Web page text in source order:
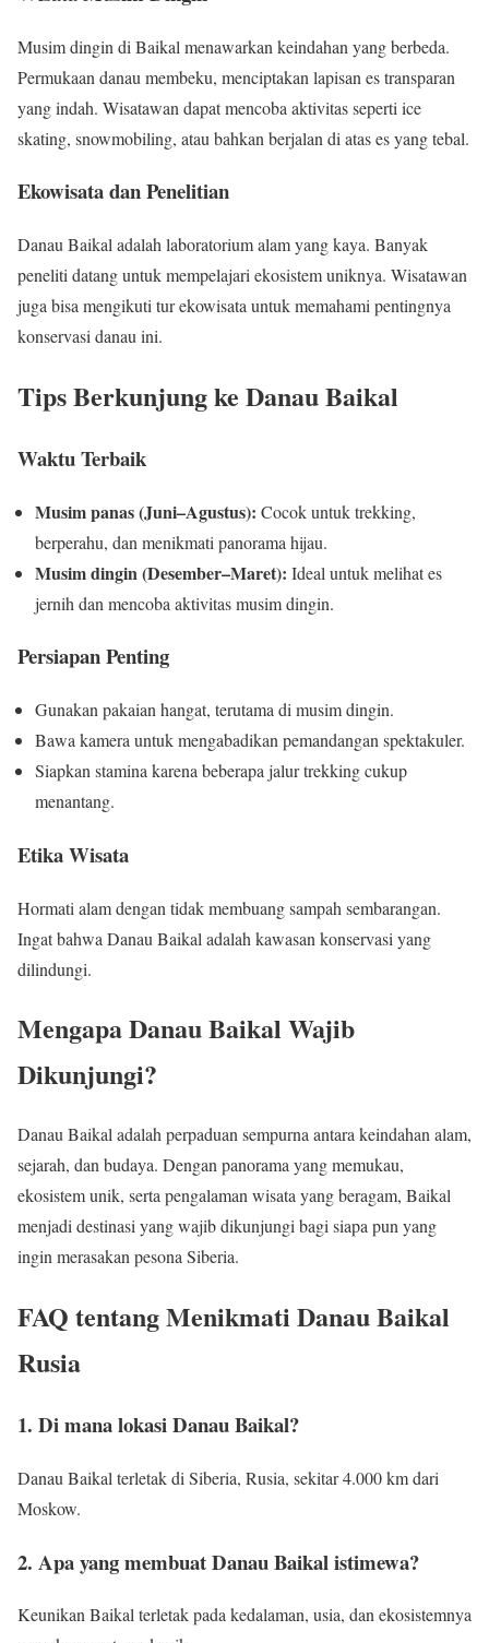
Musim dingin di Baikal menawarkan keindahan yang berbeda.
Permukaan danau membeku, menciptakan lapisan es transparan
yang indah. Wisatawan dapat mencoba aktivitas seperti ice
skating, snowmobiling, atau bahkan berjalan di atas es yang tebal.
Ekowisata dan Penelitian
Danau Baikal adalah laboratorium alam yang kaya. Banyak
peneliti datang untuk mempelajari ekosistem uniknya. Wisatawan
juga bisa mengikuti tur ekowisata untuk memahami pentingnya
konservasi danau ini.
Tips Berkunjung ke Danau Baikal
Waktu Terbaik
Musim panas (Juni–Agustus): Cocok untuk trekking,
berperahu, dan menikmati panorama hijau.
Musim dingin (Desember–Maret): Ideal untuk melihat es
jernih dan mencoba aktivitas musim dingin.
Persiapan Penting
Gunakan pakaian hangat, terutama di musim dingin.
Bawa kamera untuk mengabadikan pemandangan spektakuler.
Siapkan stamina karena beberapa jalur trekking cukup
menantang.
Etika Wisata
Hormati alam dengan tidak membuang sampah sembarangan.
Ingat bahwa Danau Baikal adalah kawasan konservasi yang
dilindungi.
Mengapa Danau Baikal Wajib
Dikunjungi?
Danau Baikal adalah perpaduan sempurna antara keindahan alam,
sejarah, dan budaya. Dengan panorama yang memukau,
ekosistem unik, serta pengalaman wisata yang beragam, Baikal
menjadi destinasi yang wajib dikunjungi bagi siapa pun yang
ingin merasakan pesona Siberia.
FAQ tentang Menikmati Danau Baikal
Rusia
1. Di mana lokasi Danau Baikal?
Danau Baikal terletak di Siberia, Rusia, sekitar 4.000 km dari
Moskow.
2. Apa yang membuat Danau Baikal istimewa?
Keunikan Baikal terletak pada kedalaman, usia, dan ekosistemnya